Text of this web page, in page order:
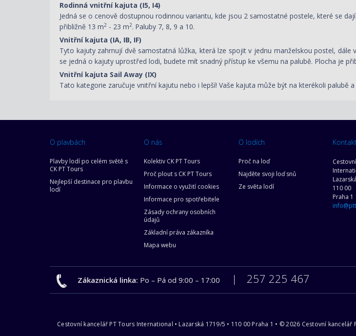
Rodinná vnitřní kajuta (I5, I4)
Jedná se o cenově dostupnou rodinnou variantu, kde jsou 2 samostatné postele, které se
přibližně 13 m2 - 23 m2. Paluby 7, 8, 9 a 10.
Vnitřní kajuta (IA, IB, IF)
Tyto kajuty zahrnují dvě samostatná lůžka, která lze spojit v jednu manželskou postel,
se jedná o kajuty uprostřed lodi, budete mít snadný přístup ke všemu na palubě. Plocha je
Vnitřní kajuta Sail Away (IX)
Tato kategorie zaručuje vnitřní kajutu nebo i lepší! Vaše kajuta může být na kterékoli palubě
O plavbách
Plavby lodí po celém světě s
CK PT Tours
Nejlepší destinace pro plavbu
lodí
O nás
Kolektiv CK PT Tours
Proč plout s CK PT Tours
Informace o využití cookies
Informace pro spotřebitele
Zásady ochrany osobních
údajů
Základní práva zákazníka
Mapa webu
O lodích
Proč na loď
Najděte svoji loď snů
Ze světa lodí
110 00
Praha 1
Zákaznická linka: Po – Pá od 9:00 – 17:00 257 225 467
Cestovní kancelář PT Tours International • Lazarská 1719/5 • 110 00 Praha 1 • © 2026 Cestovní